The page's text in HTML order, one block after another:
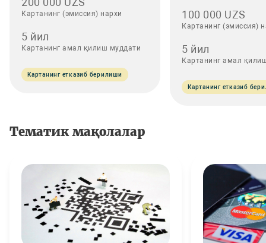
Картанинг (эмиссия) нархи
5 йил
Картанинг амал қилиш муддати
Картанинг етказиб берилиши
100 000 UZS
Картанинг (эмиссия)
5 йил
Картанинг амал
Картанинг етказиб
Тематик мақолалар